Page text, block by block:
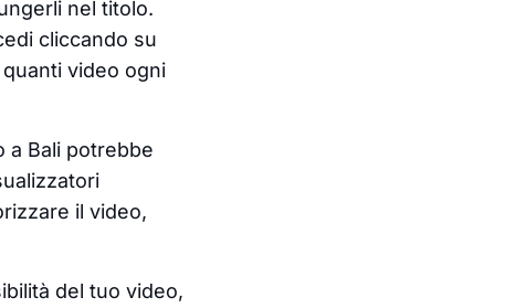
nel titolo.
cliccando su
video ogni
a Bali potrebbe
il video,
del tuo video,